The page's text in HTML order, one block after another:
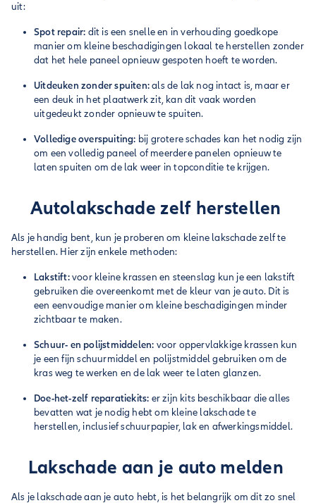
uit:
Spot repair: dit is een snelle en in verhouding goedkope
manier om kleine beschadigingen lokaal te herstellen zonder
dat het hele paneel opnieuw gespoten hoeft te worden.
Uitdeuken zonder spuiten:als de lak nog intact is, maar er
een deuk in het plaatwerk zit, kan dit vaak worden
uitgedeukt zonder opnieuw te spuiten.
Volledige overspuiting: bij grotere schades kan het nodig zijn
om een volledig paneel of meerdere panelen opnieuw te
laten spuiten om de lak weer in topconditie te krijgen.
Autolakschade zelf herstellen
Als je handig bent, kun je proberen om kleine lakschade zelf te
herstellen. Hier zijn enkele methoden:
Lakstift:voor kleine krassen en steenslag kun je een lakstift
gebruiken die overeenkomt met de kleur van je auto. Dit is
een eenvoudige manier om kleine beschadigingen minder
zichtbaar te maken.
Schuur- en polijstmiddelen: voor oppervlakkige krassen kun
je een fijn schuurmiddel en polijstmiddel gebruiken om de
kras weg te werken en de lak weer te laten glanzen.
Doe-het-zelf reparatiekits: er zijn kits beschikbaar die alles
bevatten wat je nodig hebt om kleine lakschade te
herstellen, inclusief schuurpapier, lak en afwerkingsmiddel.
Lakschade aan je auto melden
Als je lakschade aan je auto hebt, is het belangrijk om dit zo snel